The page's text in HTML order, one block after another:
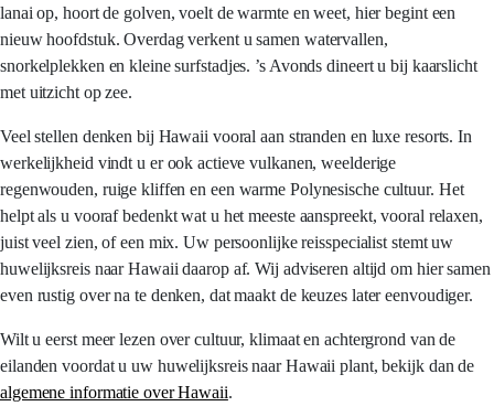
lanai op, hoort de golven, voelt de warmte en weet, hier begint een
nieuw hoofdstuk. Overdag verkent u samen watervallen,
snorkelplekken en kleine surfstadjes. ’s Avonds dineert u bij kaarslicht
met uitzicht op zee.
Veel stellen denken bij Hawaii vooral aan stranden en luxe resorts. In
werkelijkheid vindt u er ook actieve vulkanen, weelderige
regenwouden, ruige kliffen en een warme Polynesische cultuur. Het
helpt als u vooraf bedenkt wat u het meeste aanspreekt, vooral relaxen,
juist veel zien, of een mix. Uw persoonlijke reisspecialist stemt uw
huwelijksreis naar Hawaii daarop af. Wij adviseren altijd om hier samen
even rustig over na te denken, dat maakt de keuzes later eenvoudiger.
Wilt u eerst meer lezen over cultuur, klimaat en achtergrond van de
eilanden voordat u uw huwelijksreis naar Hawaii plant, bekijk dan de
algemene informatie over Hawaii.